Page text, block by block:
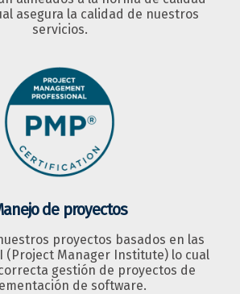
asegura la calidad de nuestros
servicios.
de proyectos
proyectos basados en las
(Project Manager Institute) lo cual
gestión de proyectos de
de software.